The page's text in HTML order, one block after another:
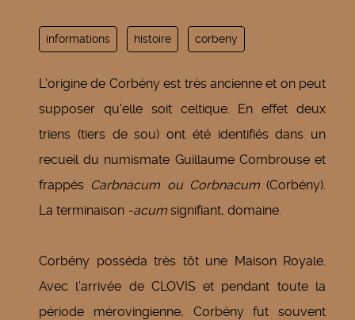
informations histoire corbeny
L'origine de Corbény est très ancienne et on peut
supposer qu'elle soit celtique. En effet deux
triens (tiers de sou) ont été identifiés dans un
recueil du numismate Guillaume Combrouse et
frappés Carbnacum ou Corbnacum(Corbény).
La terminaison -acum signifiant, domaine.
Corbény posséda très tôt une Maison Royale.
Avec l’arrivée de CLOVIS et pendant toute la
période mérovingienne, Corbény fut souvent